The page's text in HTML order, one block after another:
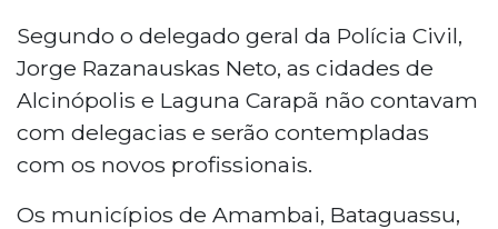
Segundo o delegado geral da Polícia Civil,
Jorge Razanauskas Neto, as cidades de
Alcinópolis e Laguna Carapã não contavam
com delegacias e serão contempladas
com os novos profissionais.
Os municípios de Amambai, Bataguassu,